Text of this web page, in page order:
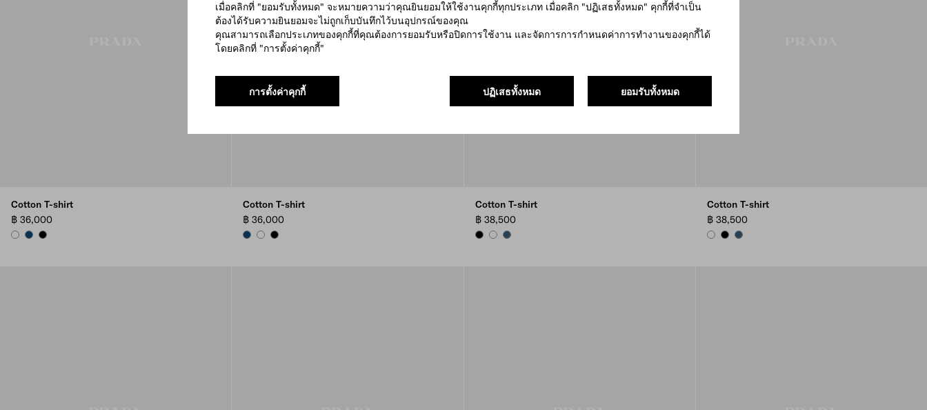
เมื่อคลิกที่ "ยอมรับทั้งหมด" จะหมายความว่าคุณยินยอมให้ใช้งานคุกกี้ทุกประเภท เมื่อคลิก "ปฏิเสธทั้งหมด" คุกกี้ที่จำเป็น
ต้องได้รับความยินยอมจะไม่ถูกเก็บบันทึกไว้บนอุปกรณ์ของคุณ
คุณสามารถเลือกประเภทของคุกกี้ที่คุณต้องการยอมรับหรือปิดการใช้งาน และจัดการการกำหนดค่าการทำงานของคุกกี้ได้
โดยคลิกที่ "การตั้งค่าคุกกี้"
ยอมรับทั้งหมด
ปฏิเสธทั้งหมด
การตั้งค่าคุกกี้
Cotton T-shirt
฿ 36,000
WHITENAVYBLACK
Cotton T-shirt
฿ 36,000
NAVYWHITEBLACK
Cotton T-shirt
฿ 38,500
BLACKWHITEAVIATOR BLUE
Cotton T-shirt
฿ 38,500
WHITEBLACKAVIATOR BLUE